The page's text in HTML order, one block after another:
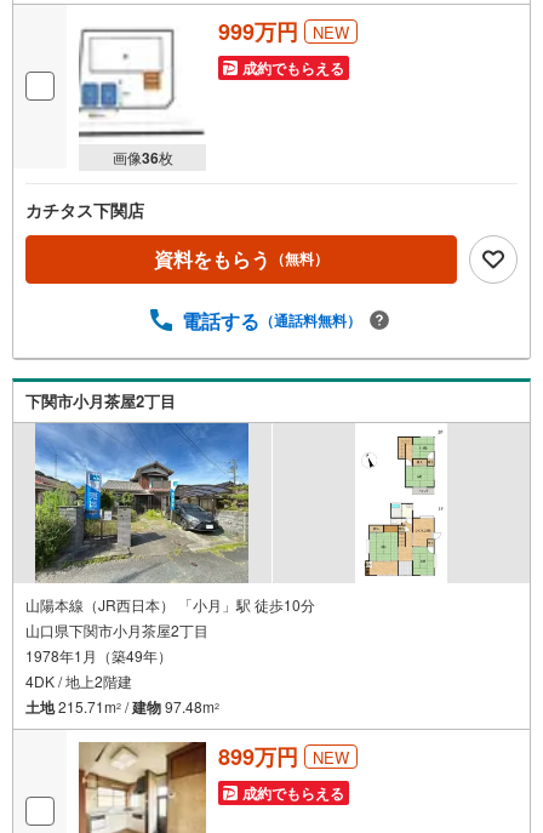
画像36枚
999万円 NEW
成約でもらえる
カチタス下関店
資料をもらう （無料）
電話する （通話料無料）
下関市小月茶屋2丁目
山陽本線（JR西日本） 「小月」駅 徒歩10分
山口県下関市小月茶屋2丁目
1978年1月（築49年）
4DK / 地上2階建
土地215.71m2 /建物97.48m2
899万円 NEW
成約でもらえる